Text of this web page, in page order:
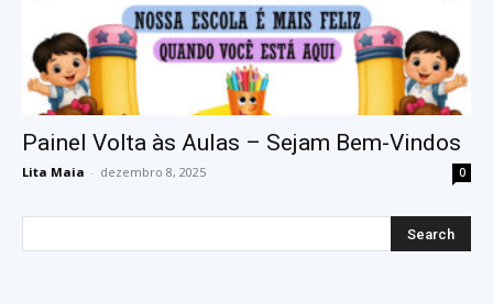
Painel Volta às Aulas – Sejam Bem-Vindos
Lita Maia - dezembro 8, 2025 0